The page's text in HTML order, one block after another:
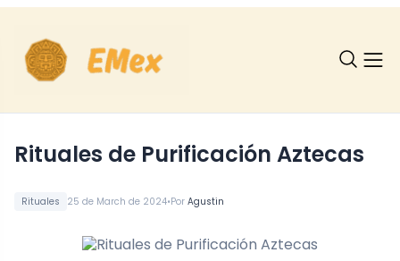
Rituales 25 de March de 2024•Por Agustin
Rituales de Purificación Aztecas